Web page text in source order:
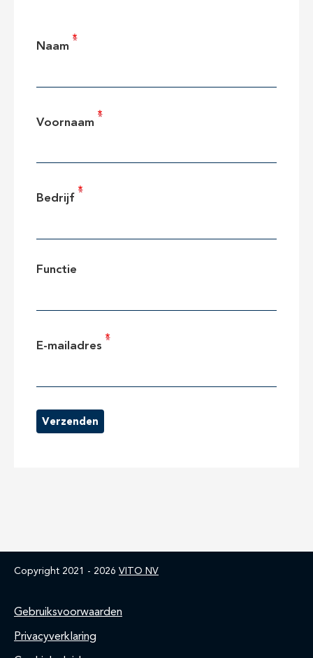
Naam
Voornaam
Bedrijf
Functie
E-mailadres
Verzenden
Copyright 2021 - 2026 VITO NV
Footer
Gebruiksvoorwaarden
Privacyverklaring